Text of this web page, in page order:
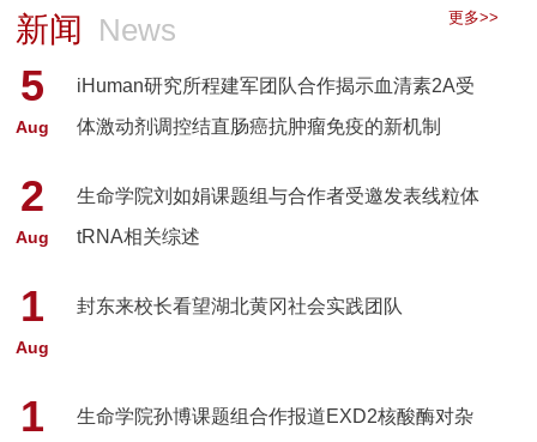
新闻 News 更多>>
5
Aug
iHuman研究所程建军团队合作揭示血清素2A受
体激动剂调控结直肠癌抗肿瘤免疫的新机制
2
Aug
生命学院刘如娟课题组与合作者受邀发表线粒体
tRNA相关综述
1
Aug
封东来校长看望湖北黄冈社会实践团队
1
生命学院孙博课题组合作报道EXD2核酸酶对杂